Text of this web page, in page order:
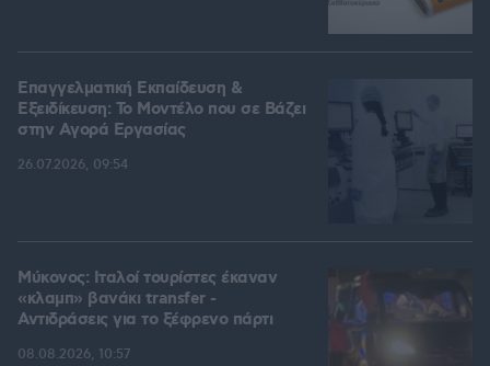
Επαγγελματική Εκπαίδευση &
Εξειδίκευση: Το Mοντέλο που σε Bάζει
στην Aγορά Eργασίας
26.07.2026, 09:54
Μύκονος: Ιταλοί τουρίστες έκαναν
«κλαμπ» βανάκι transfer -
Αντιδράσεις για το ξέφρενο πάρτι
08.08.2026, 10:57